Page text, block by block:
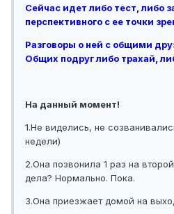
Сейчас идет либо тест, либо
перспективного с ее точки
Разговоры о ней с общими
Общих подруг либо трахай,
На данный момент!
1.Не виделись, не
недели)
2.Она позвонила 1 раз на
дела? Нормально. Пока.
3.Она приезжает домой на